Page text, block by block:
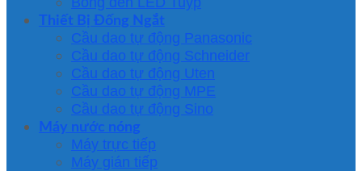
Thiết Bị Đống Ngắt
Cầu dao tự động Panasonic
Cầu dao tự động Schneider
Cầu dao tự động Uten
Cầu dao tự động MPE
Cầu dao tự động Sino
Máy nước nóng
Máy trực tiếp
Máy gián tiếp